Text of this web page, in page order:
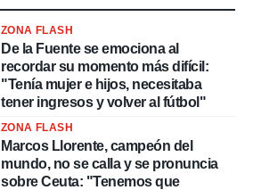
ZONA FLASH
De la Fuente se emociona al
recordar su momento más difícil:
"Tenía mujer e hijos, necesitaba
tener ingresos y volver al fútbol"
ZONA FLASH
Marcos Llorente, campeón del
mundo, no se calla y se pronuncia
sobre Ceuta: "Tenemos que